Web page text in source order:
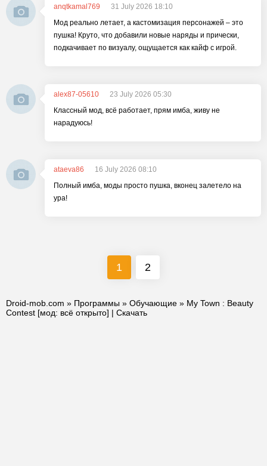
anqtkamal769
31 July 2026 18:10
Мод реально летает, а кастомизация персонажей – это
пушка! Круто, что добавили новые наряды и прически,
подкачивает по визуалу, ощущается как кайф с игрой.
alex87-05610
23 July 2026 05:30
Классный мод, всё работает, прям имба, живу не
нарадуюсь!
ataeva86
16 July 2026 08:10
Полный имба, моды просто пушка, вконец залетело на
ура!
1 2
Droid-mob.com » Программы » Обучающие » My Town : Beauty
Contest [мод: всё открыто] | Скачать